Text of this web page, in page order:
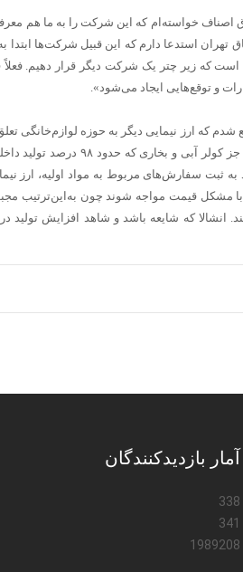
اصناف خواسته‌ام که این شرکت را به ما هم
تهران استدعا دارم که این قبیل شرکت‌ها ابتدا
است که زیر چتر یک شرکت دیگر قرار دهیم.
و توقع‌هایی ایجاد می‌شود».
شدم که ارز نیمایی دیگر به حوزه لوازم‌خانگی
حالی است که به‌عنوان‌مثال یک یخچال، ۳۰ درصد ارزبری دارد.
ثبت سفارش‌های مربوط به مواد اولیه، ارز
مشکل قیمت مواجه شوند چون به‌این‌ترتیب
انشالا که شایعه باشد و شاهد افزایش
آمار بازدیدکنندگان
338
341
1989208